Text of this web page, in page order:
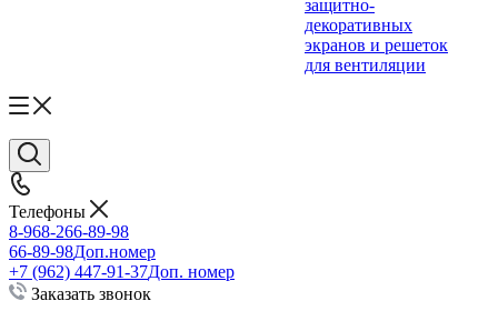
защитно-
декоративных
экранов и решеток
для вентиляции
Телефоны
8-968-266-89-98
66-89-98Доп.номер
+7 (962) 447-91-37Доп. номер
Заказать звонок